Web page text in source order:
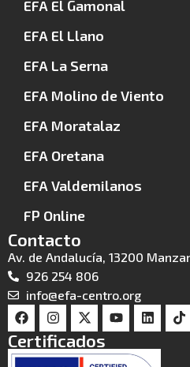
EFA El Gamonal
EFA El Llano
EFA La Serna
EFA Molino de Viento
EFA Moratalaz
EFA Oretana
EFA Valdemilanos
FP Online
Contacto
Av. de Andalucía, 13200
926 254 806
info@efa-centro.org
Certificados